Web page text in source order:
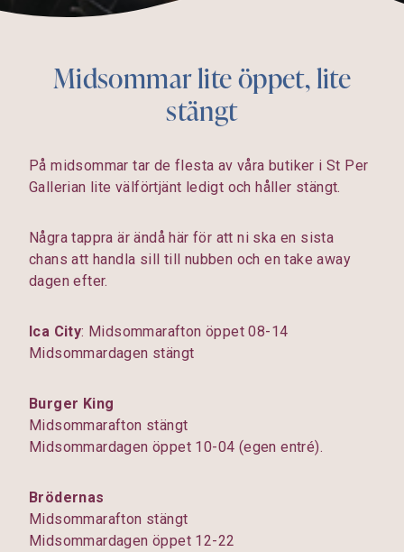
Midsommar lite öppet, lite
stängt
På midsommar tar de flesta av våra butiker i St Per
Gallerian lite välförtjänt ledigt och håller stängt.
Några tappra är ändå här för att ni ska en sista
chans att handla sill till nubben och en take away
dagen efter.
Ica City: Midsommarafton öppet 08-14
Midsommardagen stängt
Burger King
Midsommarafton stängt
Midsommardagen öppet 10-04 (egen entré).
Brödernas
Midsommarafton stängt
Midsommardagen öppet 12-22